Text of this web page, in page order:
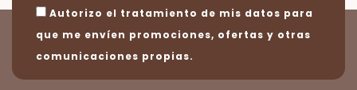
Autorizo el tratamiento de mis datos para
que me envíen promociones, ofertas y otras
comunicaciones propias.